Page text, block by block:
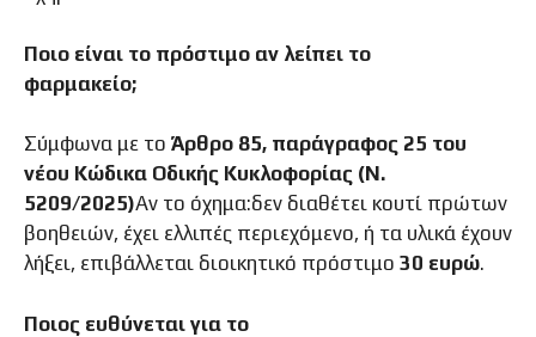
Ποιο είναι το πρόστιμο αν λείπει το
φαρμακείο;
Σύμφωνα με το Άρθρο 85, παράγραφος 25 του
νέου Κώδικα Οδικής Κυκλοφορίας (Ν.
5209/2025)Αν το όχημα:δεν διαθέτει κουτί πρώτων
βοηθειών, έχει ελλιπές περιεχόμενο, ή τα υλικά έχουν
λήξει, επιβάλλεται διοικητικό πρόστιμο 30 ευρώ.
Ποιος ευθύνεται για το